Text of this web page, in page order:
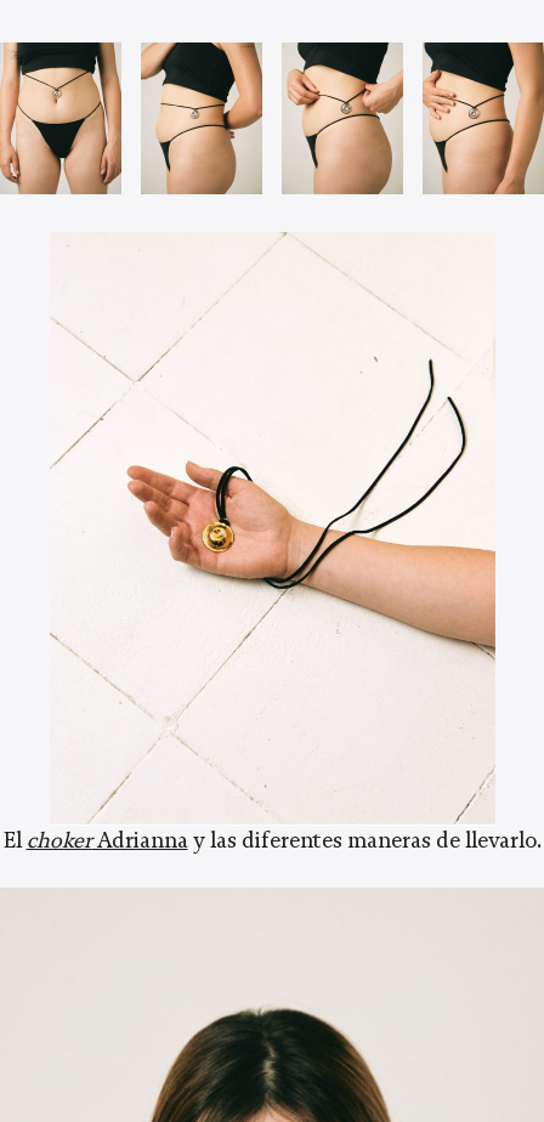
ElchokerAdriannay las diferentes maneras de llevarlo.